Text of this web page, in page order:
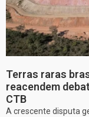
Terras raras
reacendem
CTB
A crescente disputa